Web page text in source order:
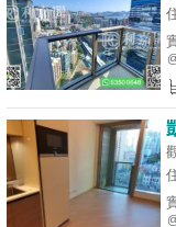
業
主
放
盤
宅
谷